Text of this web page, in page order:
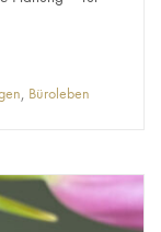
, Büroleben